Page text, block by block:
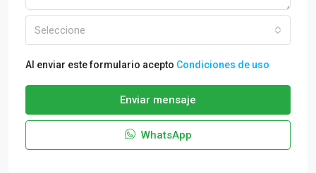
Seleccione
Al enviar este formulario acepto Condiciones de uso
Enviar mensaje
WhatsApp